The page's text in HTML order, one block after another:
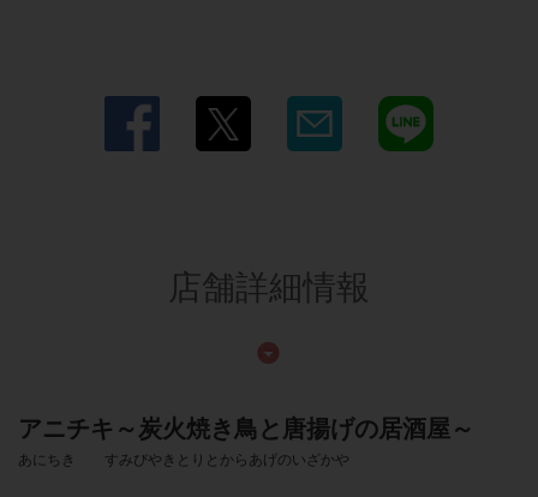
店舗詳細情報
アニチキ～炭火焼き鳥と唐揚げの居酒屋～
あにちき すみびやきとりとからあげのいざかや